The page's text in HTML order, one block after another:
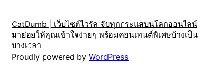
CatDumb | เว็บไซต์ไวรัล จับทุกกระแสบนโลกออนไลน์
มาย่อยให้คุณเข้าใจง่ายๆ พร้อมคอนเทนต์พิเศษบ้างเป็น
บางเวลา
Proudly powered by WordPress